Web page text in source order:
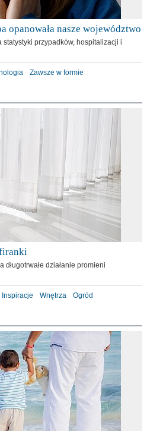
opanowała nasze województwo
przypadków, hospitalizacji i
Zawsze w formie
długotrwałe działanie promieni
Inspiracje Wnętrza Ogród